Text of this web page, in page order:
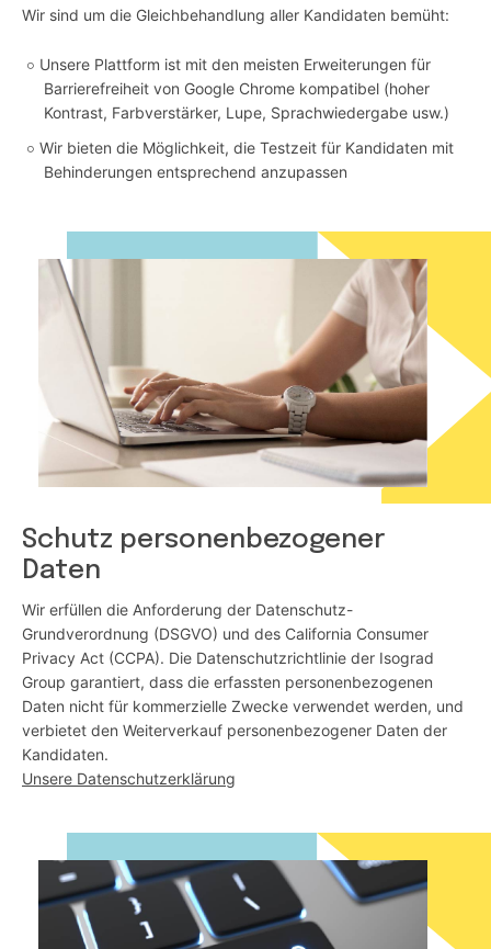
Wir sind um die Gleichbehandlung aller Kandidaten bemüht:
Unsere Plattform ist mit den meisten Erweiterungen für
Barrierefreiheit von Google Chrome kompatibel (hoher
Kontrast, Farbverstärker, Lupe, Sprachwiedergabe usw.)
Wir bieten die Möglichkeit, die Testzeit für Kandidaten mit
Behinderungen entsprechend anzupassen
Schutz personenbezogener
Daten
Wir erfüllen die Anforderung der Datenschutz-
Grundverordnung (DSGVO) und des California Consumer
Privacy Act (CCPA). Die Datenschutzrichtlinie der Isograd
Group garantiert, dass die erfassten personenbezogenen
Daten nicht für kommerzielle Zwecke verwendet werden, und
verbietet den Weiterverkauf personenbezogener Daten der
Kandidaten.
Unsere Datenschutzerklärung